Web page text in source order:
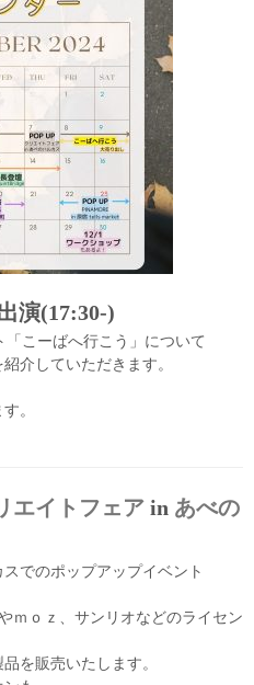
演(17:30-)
「こーばへ行こう」について
介していただきます。
。
エイトフェア in あべの
でのポップアップイベント
ｍｏｚ、サンリオなどのライセン
を販売いたします。